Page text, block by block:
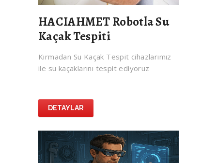
HACIAHMET Robotla Su
Kaçak Tespiti
Kırmadan Su Kaçak Tespit cihazlarımız
ile su kaçaklarını tespit ediyoruz
DETAYLAR